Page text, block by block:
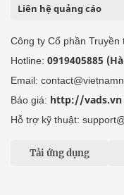
Liên hệ quảng cáo
Công ty Cổ phần Truyền
Hotline: 0919405885
Email:
Báo giá: http://vads.vn
Hỗ trợ kỹ thuật:
Tải ứng dụng